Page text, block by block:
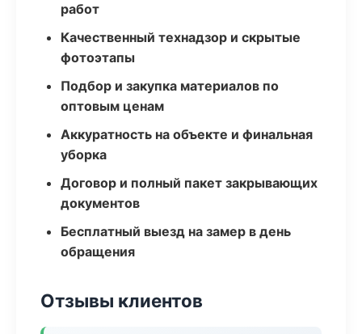
работ
Качественный технадзор и скрытые
фотоэтапы
Подбор и закупка материалов по
оптовым ценам
Аккуратность на объекте и финальная
уборка
Договор и полный пакет закрывающих
документов
Бесплатный выезд на замер в день
обращения
Отзывы клиентов